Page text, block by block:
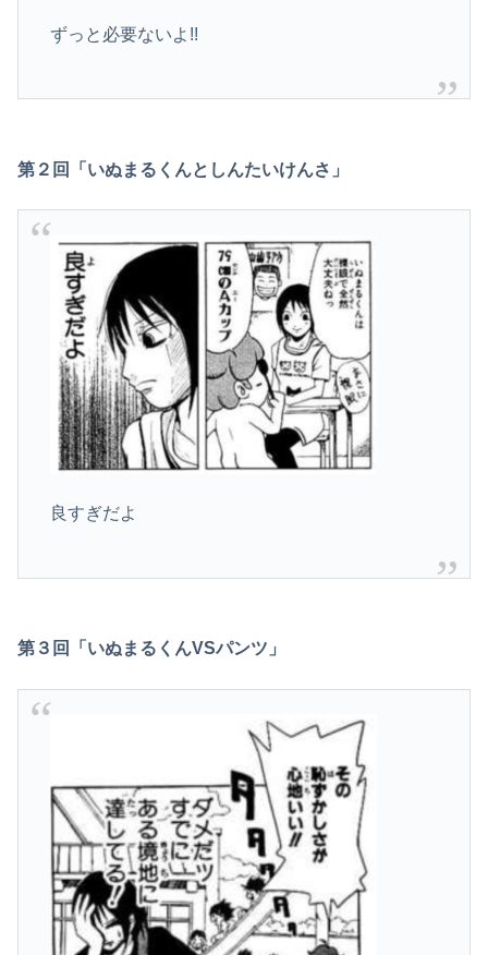
ずっと必要ないよ!!
第２回「いぬまるくんとしんたいけんさ」
良すぎだよ
第３回「いぬまるくんVSパンツ」